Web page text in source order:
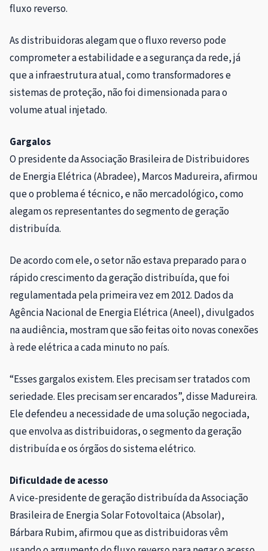
fluxo reverso.
As distribuidoras alegam que o fluxo reverso pode
comprometer a estabilidade e a segurança da rede, já
que a infraestrutura atual, como transformadores e
sistemas de proteção, não foi dimensionada para o
volume atual injetado.
Gargalos
O presidente da Associação Brasileira de Distribuidores
de Energia Elétrica (Abradee), Marcos Madureira, afirmou
que o problema é técnico, e não mercadológico, como
alegam os representantes do segmento de geração
distribuída.
De acordo com ele, o setor não estava preparado para o
rápido crescimento da geração distribuída, que foi
regulamentada pela primeira vez em 2012. Dados da
Agência Nacional de Energia Elétrica (Aneel), divulgados
na audiência, mostram que são feitas oito novas conexões
à rede elétrica a cada minuto no país.
“Esses gargalos existem. Eles precisam ser tratados com
seriedade. Eles precisam ser encarados”, disse Madureira.
Ele defendeu a necessidade de uma solução negociada,
que envolva as distribuidoras, o segmento da geração
distribuída e os órgãos do sistema elétrico.
Dificuldade de acesso
A vice-presidente de geração distribuída da Associação
Brasileira de Energia Solar Fotovoltaica (Absolar),
Bárbara Rubim, afirmou que as distribuidoras vêm